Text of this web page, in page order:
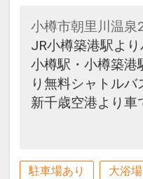
小樽市朝里川温泉
JR小樽築港駅よ
小樽駅・小樽築港
り無料シャトルバ
新千歳空港より車
駐車場あり 大浴場